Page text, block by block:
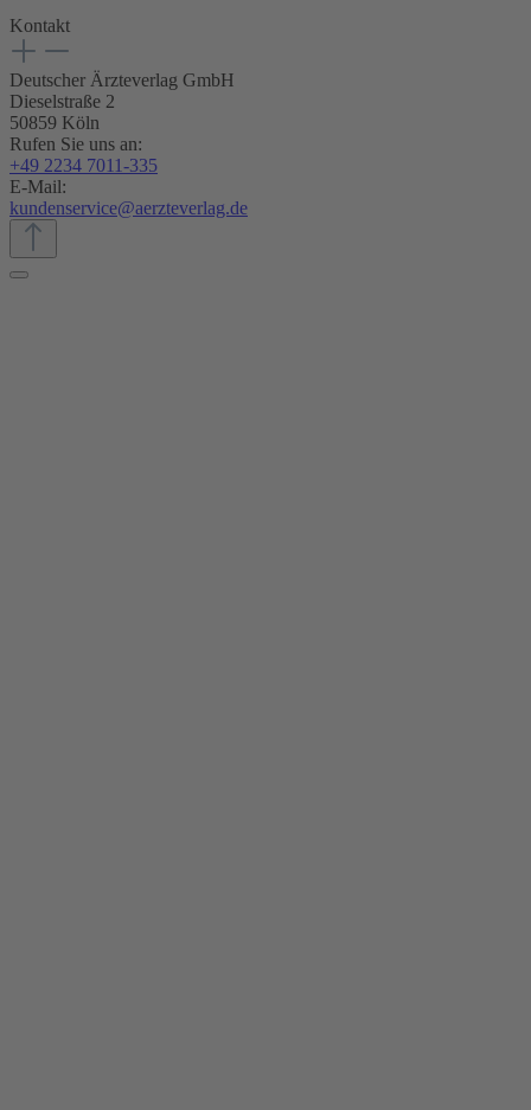
Kontakt
Deutscher Ärzteverlag GmbH
Dieselstraße 2
50859 Köln
Rufen Sie uns an:
+49 2234 7011-335
E-Mail:
kundenservice@aerzteverlag.de